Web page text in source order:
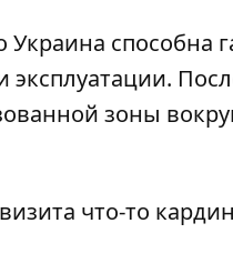
способна
зоны
что-то